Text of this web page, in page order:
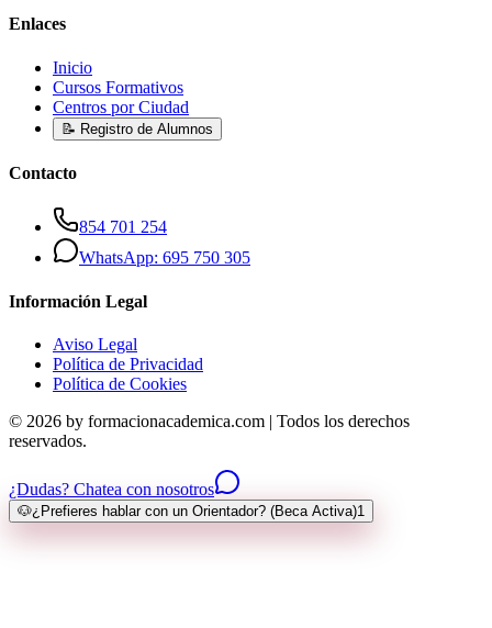
Enlaces
Inicio
Cursos Formativos
Centros por Ciudad
📝 Registro de Alumnos
Contacto
854 701 254
WhatsApp: 695 750 305
Información Legal
Aviso Legal
Política de Privacidad
Política de Cookies
© 2026 by formacionacademica.com | Todos los derechos
reservados.
¿Dudas? Chatea con nosotros
🐶¿Prefieres hablar con un Orientador? (Beca Activa)1